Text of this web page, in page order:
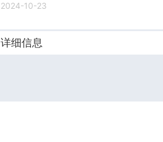
2024-10-23
详细信息